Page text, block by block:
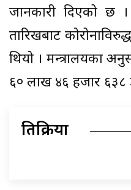
जानकारी दिएको छ
तारिखबाट
थियो । मन्त्रालयका
६० लाख ४६ हजार
प्रतिक्रिया